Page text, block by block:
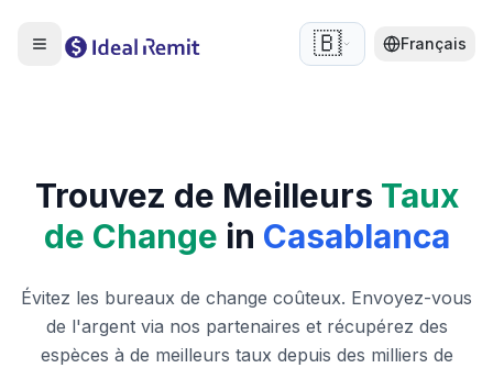
🇧🇪 Français
Trouvez de Meilleurs Taux
de Change in Casablanca
Évitez les bureaux de change coûteux. Envoyez-vous
de l'argent via nos partenaires et récupérez des
espèces à de meilleurs taux depuis des milliers de